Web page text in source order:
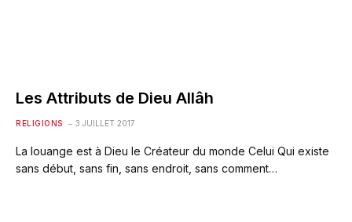
Les Attributs de Dieu Allâh
RELIGIONS 3 JUILLET 2017
La louange est à Dieu le Créateur du monde Celui Qui existe
sans début, sans fin, sans endroit, sans comment…